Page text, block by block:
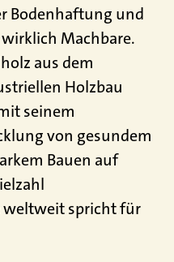
Bodenhaftung und
Machbare.
aus dem
Holzbau
seinem
von gesundem
Bauen auf
weltweit spricht für